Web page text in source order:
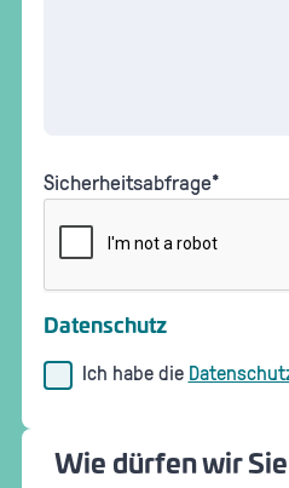
Sicherheitsabfrage*
Datenschutz
Ich habe die
Wie dürfen wir